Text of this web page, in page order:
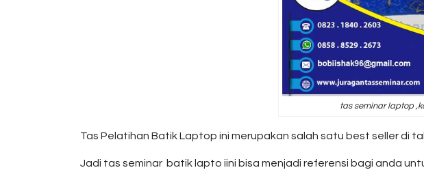
tas seminar laptop
Tas Pelatihan Batik Laptop ini merupakan salah satu best seller di
Jadi tas seminar batik lapto iini bisa menjadi referensi bagi anda